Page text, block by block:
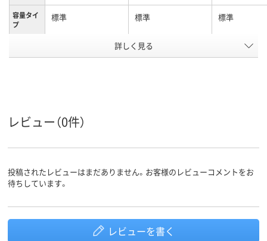
容量タイ
プ
標準 標準 標準
ブラック系 ブラック系
スコア
詳しく見る
レビュー（0件）
投稿されたレビューはまだありません。お客様のレビューコメントをお
待ちしています。
レビューを書く